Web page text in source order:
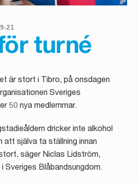
-21
turné
är stort i Tibro, på onsdagen
Sveriges
50 nya medlemmar.
dricker inte alkohol
att själva ta ställning innan
säger Niclas Lidström,
Sveriges Blåbandsungdom.